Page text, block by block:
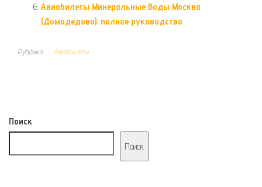
Авиабилеты Минеральные Воды Москва
(Домодедово): полное руководство
Рубрика Авиабилеты
Поиск
Поиск